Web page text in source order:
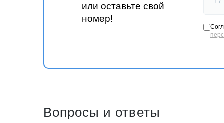
или оставьте свой
номер!
Вопросы и ответы